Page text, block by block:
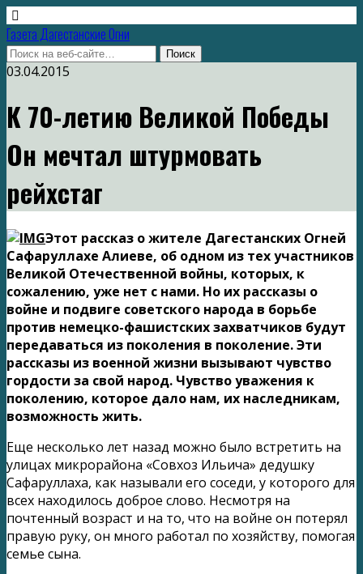
Газета Дагестанские Огни
03.04.2015
К 70-летию Великой Победы
Он мечтал штурмовать
рейхстаг
Этот рассказ о жителе Дагестанских Огней
Сафаруллахе Алиеве, об одном из тех участников
Великой Отечественной войны, которых, к
сожалению, уже нет с нами. Но их рассказы о
войне и подвиге советского народа в борьбе
против немецко-фашистских захватчиков будут
передаваться из поколения в поколение.Эти
рассказы из военной жизни вызывают чувство
гордости за свой народ. Чувство уважения к
поколению, которое дало нам, их наследникам,
возможность жить.
Еще несколько лет назад можно было встретить на
улицах микрорайона «Совхоз Ильича» дедушку
Сафаруллаха, как называли его соседи, у которого для
всех находилось доброе слово. Несмотря на
почтенный возраст и на то, что на войне он потерял
правую руку, он много работал по хозяйству, помогая
семье сына.